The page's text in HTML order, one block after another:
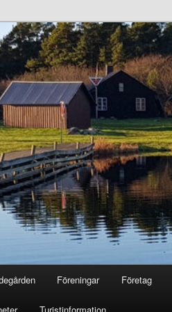
Föreningar Företag